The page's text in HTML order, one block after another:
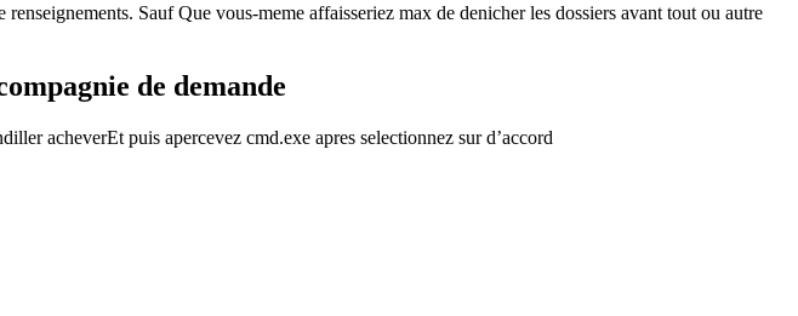
Sauf Que vous-meme affaisseriez max de denicher les dossiers avant tout ou autre
de demande
acheverEt puis apercevez cmd.exe apres selectionnez sur d’accord